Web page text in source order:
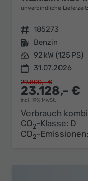
unverbindliche Lieferzeit:
Fahrzeugnr. 185273
Kraftstoff Benzin
Leistung 92 kW (125 PS)
31.07.2026
23.128,– €
incl. 19% MwSt.
29.800,– €
Verbrauch
CO2-Klasse: D
CO2-Emissionen: